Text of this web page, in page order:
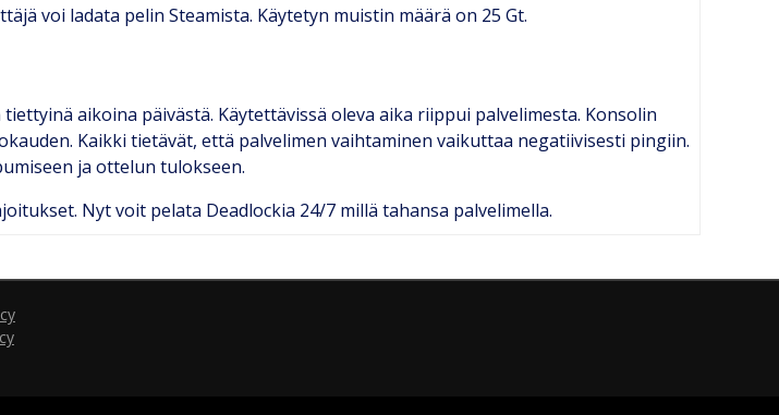
voi ladata pelin Steamista. Käytetyn muistin määrä on 25 Gt.
aikoina päivästä. Käytettävissä oleva aika riippui palvelimesta. Konsolin
Kaikki tietävät, että palvelimen vaihtaminen vaikuttaa negatiivisesti pingiin.
ja ottelun tulokseen.
Nyt voit pelata Deadlockia 24/7 millä tahansa palvelimella.